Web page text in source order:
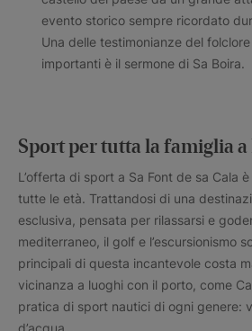
evento storico sempre ricordato
Una delle testimonianze del
importanti è il sermone di Sa Boira.
Sport per tutta la famiglia a
L’offerta di sport a Sa Font de sa Cala
tutte le età. Trattandosi di una
esclusiva, pensata per rilassarsi e
mediterraneo, il golf e l’escursionismo
principali di questa incantevole costa
vicinanza a luoghi con il porto, come
pratica di sport nautici di ogni genere:
d’acqua…